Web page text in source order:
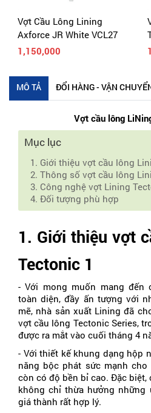
Vợt Cầu Lông Lining
Tectonic 3 Chính Hãng
1,600,000
MÔ TẢ ĐỔI HÀNG - VẬN
Vợt cầu lông
Mục lục
1. Giới thiệu vợt cầu lông
2. Thông số vợt cầu lông
3. Công nghệ vợt Lining
4. Đối tượng phù hợp
1. Giới thiệu vợt
Tectonic 1
- Với mong muốn mang
toàn diện, đầy ấn tượng với
mẽ, nhà sản xuất Lining đã
vợt cầu lông Tectonic Series,
được ra mắt vào cuối tháng 4
- Với thiết kế khung dạng hộp
năng bộc phát sức mạnh
còn có độ bền bỉ cao. Đặc biệt,
không chỉ thừa hưởng những
giá thành rất hợp lý.